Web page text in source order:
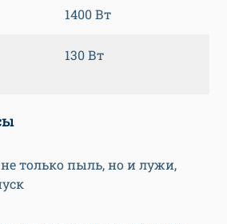
1400 Вт
130 Вт
только пыль, но и лужи,